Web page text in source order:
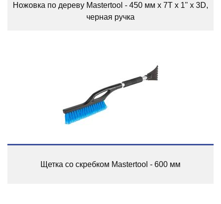
Ножовка по дереву Mastertool - 450 мм x 7T x 1" x 3D,
черная ручка
Щетка со скребком Mastertool - 600 мм